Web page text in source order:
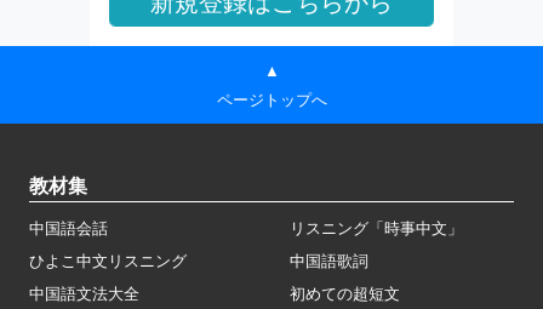
▲
ページトップへ
教材集
中国語会話
リスニング「時事中文」
ひよこ中文リスニング
中国語歌詞
中国語文法大全
初めての超短文